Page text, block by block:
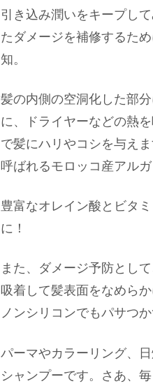
引き込み潤いをキープし
たダメージを補修するた
知。
髪の内側の空洞化した部
に、ドライヤーなどの熱
で髪にハリやコシを与え
呼ばれるモロッコ産アルガ
豊富なオレイン酸とビタ
に！
また、ダメージ予防とし
吸着して髪表面をなめら
ノンシリコンでもパサつ
パーマやカラーリング、
シャンプーです。さあ、